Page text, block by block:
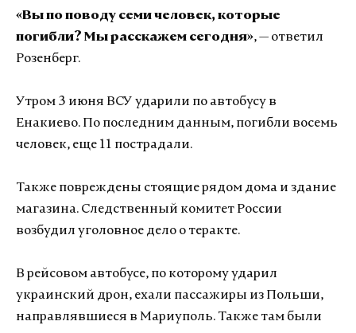
«Вы по поводу семи человек, которые
погибли? Мы расскажем сегодня», — ответил
Розенберг.
Утром 3 июня ВСУ ударили по автобусу в
Енакиево. По последним данным, погибли восемь
человек, еще 11 пострадали.
Также повреждены стоящие рядом дома и здание
магазина. Следственный комитет России
возбудил уголовное дело о теракте.
В рейсовом автобусе, по которому ударил
украинский дрон, ехали пассажиры из Польши,
направлявшиеся в Мариуполь. Также там были